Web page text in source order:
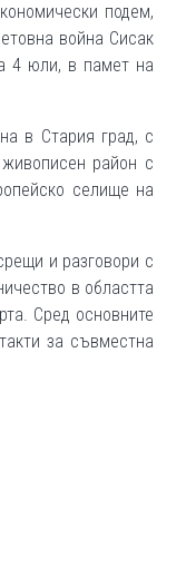
подем,
война Сисак
4 юли, в памет на
в Стария град, с
район с
селище на
и разговори с
в областта
Сред основните
за съвместна